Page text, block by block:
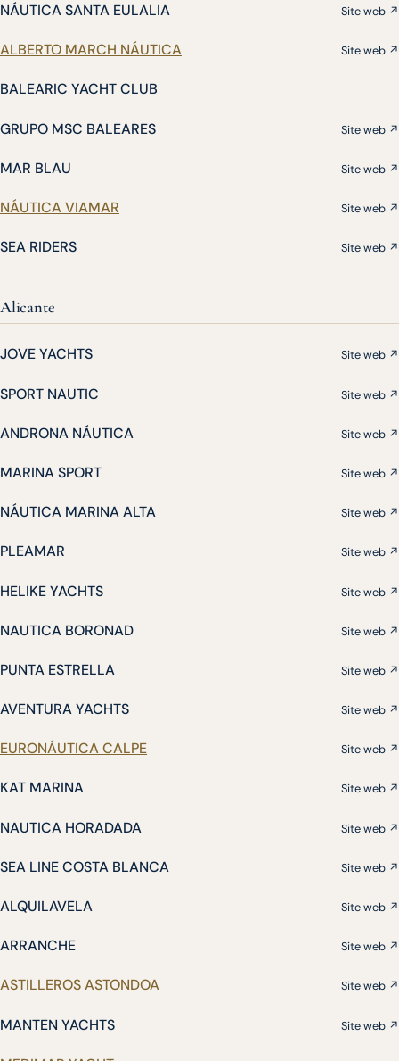
NÁUTICA SANTA EULALIA Site web ↗
ALBERTO MARCH NÁUTICA Site web ↗
BALEARIC YACHT CLUB
GRUPO MSC BALEARES Site web ↗
MAR BLAU Site web ↗
NÁUTICA VIAMAR Site web ↗
SEA RIDERS Site web ↗
Alicante
JOVE YACHTS Site web ↗
SPORT NAUTIC Site web ↗
ANDRONA NÁUTICA Site web ↗
MARINA SPORT Site web ↗
NÁUTICA MARINA ALTA Site web ↗
PLEAMAR Site web ↗
HELIKE YACHTS Site web ↗
NAUTICA BORONAD Site web ↗
PUNTA ESTRELLA Site web ↗
AVENTURA YACHTS Site web ↗
EURONÁUTICA CALPE Site web ↗
KAT MARINA Site web ↗
NAUTICA HORADADA Site web ↗
SEA LINE COSTA BLANCA Site web ↗
ALQUILAVELA Site web ↗
ARRANCHE Site web ↗
ASTILLEROS ASTONDOA Site web ↗
MANTEN YACHTS Site web ↗